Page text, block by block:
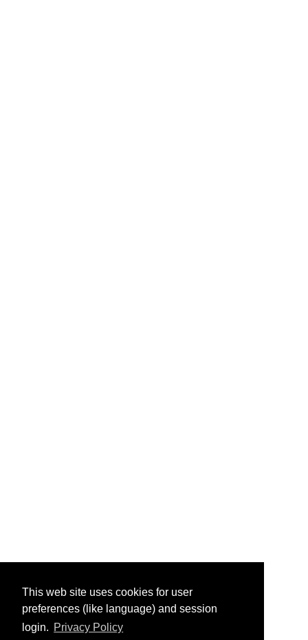
This web site uses cookies for user
preferences (like language) and session
login. Privacy Policy